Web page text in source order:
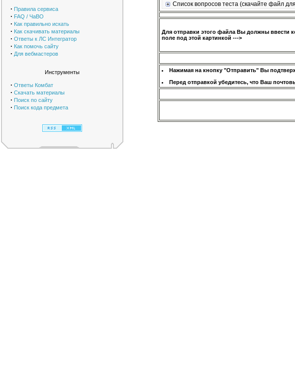
· Правила сервиса
· FAQ / ЧаВО
· Как правильно искать
· Как скачивать материалы
· Ответы к ЛС Интегратор
· Как помочь сайту
· Для вебмастеров
Инструменты
· Ответы Комбат
· Скачать материалы
· Поиск по сайту
· Поиск кода предмета
Список вопросов теста (скачайте файл
Для отправки этого файла Вы должны ввести
поле под этой картинкой --->
Нажимая на кнопку "Отправить" Вы
Перед отправкой убедитесь, что Ваш